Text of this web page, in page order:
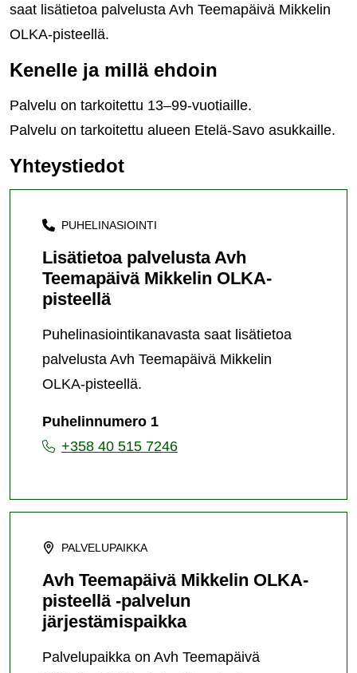
saat lisätietoa palvelusta Avh Teemapäivä Mikkelin
OLKA-pisteellä.
Kenelle ja millä ehdoin
Palvelu on tarkoitettu 13–99-vuotiaille.
Palvelu on tarkoitettu alueen Etelä-Savo asukkaille.
Yhteystiedot
PUHELINASIOINTI
Lisätietoa palvelusta Avh
Teemapäivä Mikkelin OLKA-
pisteellä
Puhelinasiointikanavasta saat lisätietoa
palvelusta Avh Teemapäivä Mikkelin
OLKA-pisteellä.
Puhelinnumero 1
+358 40 515 7246
PALVELUPAIKKA
Avh Teemapäivä Mikkelin OLKA-
pisteellä -palvelun
järjestämispaikka
Palvelupaikka on Avh Teemapäivä